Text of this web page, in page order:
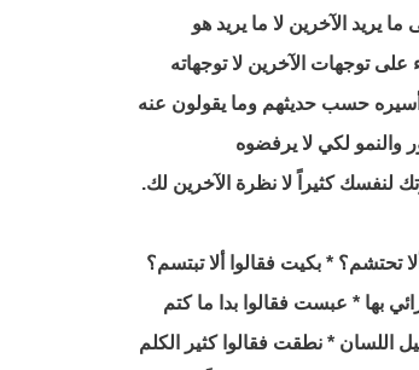
يريد الآخرين لا ما يريد هو
على توجهات الآخرين لا توجهاته
حسب حديثهم وما يقولون عنه
والنمو لكي لا يرفضوه
لنفسك كثيراً لا نظرة الآخرين لك.
تحتشم؟ * بكيت فقالوا ألا تبتسم؟
بها * عبست فقالوا بدا ما كتم
اللسان * نطقت فقالوا كثير الكلم